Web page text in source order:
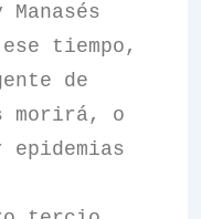
tiempo,
de
morirá, o
epidemias